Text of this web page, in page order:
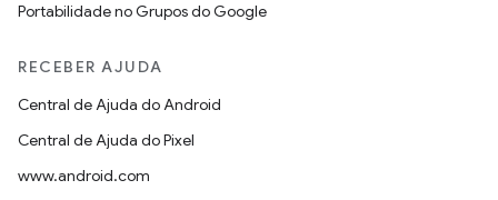
Portabilidade no Grupos do Google
RECEBER AJUDA
Central de Ajuda do Android
Central de Ajuda do Pixel
www.android.com